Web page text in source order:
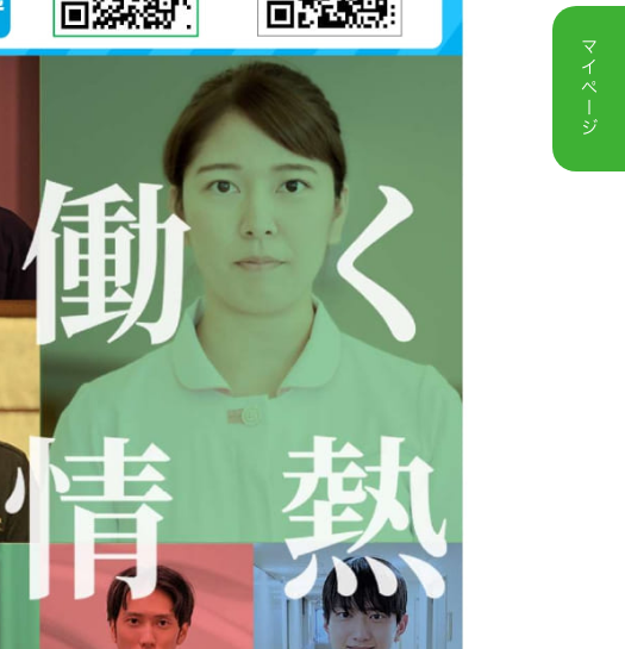
マイページ